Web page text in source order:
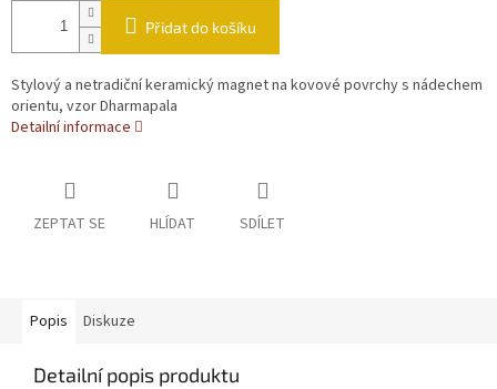
Přidat do košíku
Stylový a netradiční keramický magnet na kovové povrchy s nádechem
orientu, vzor Dharmapala
Detailní informace
ZEPTAT SE HLÍDAT SDÍLET
Popis Diskuze
Detailní popis produktu